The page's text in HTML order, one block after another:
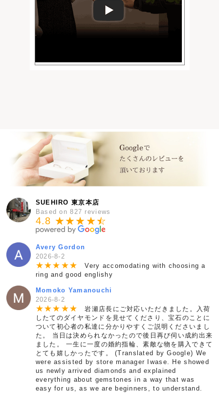
SUEHIRO 東京本店
Based on 827 reviews
4.8 ★★★★★
☆
Avery Gordon
2026-8-2
★★★ ★★
Very accomodating with choosing a
ring and good englishy
Momoko Yamanouchi
2026-8-2
★★★ ★★
岩瀬店長にご対応いただきました。入荷
したてのダイヤモンドを見せてくださり、宝石のことに
ついて初心者の私達に分かりやすくご説明くださいまし
た。 当日は決められなかったので後日再び伺い成約出来
ました。 一生に一度の婚約指輪、素敵な物を購入できて
とても嬉しかったです。 (Translated by Google) We
were assisted by store manager Iwase. He showed
us newly arrived diamonds and explained
everything about gemstones in a way that was
easy for us, as we are beginners, to understand.